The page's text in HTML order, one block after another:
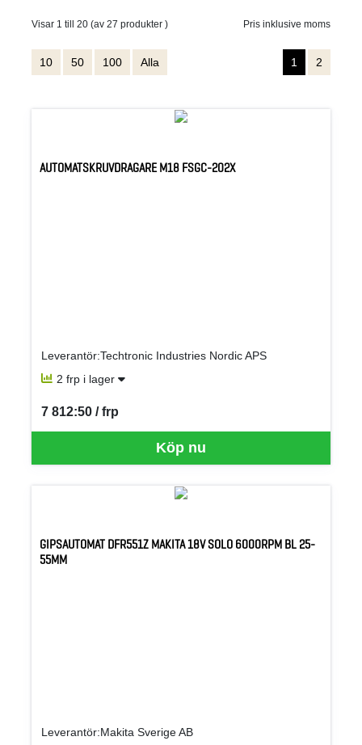
Visar 1 till 20 (av 27 produkter ) Pris inklusive moms
10 50 100 Alla 1 2
AUTOMATSKRUVDRAGARE M18 FSGC-202X
Leverantör:Techtronic Industries Nordic APS
2 frp i lager
Köp nu
7 812:50 / frp
SEK per FRP
GIPSAUTOMAT DFR551Z MAKITA 18V SOLO 6000RPM BL 25-
55MM
Leverantör:Makita Sverige AB